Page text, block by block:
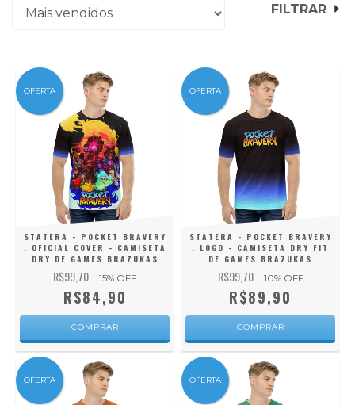
FILTRAR
OFERTA
STATERA - POCKET BRAVERY
. OFICIAL COVER - CAMISETA
DRY DE GAMES BRAZUKAS
R$99,70 15% OFF
R$84,90
COMPRAR
OFERTA
STATERA - POCKET BRAVERY
. LOGO - CAMISETA DRY FIT
DE GAMES BRAZUKAS
R$99,70 10% OFF
R$89,90
COMPRAR
OFERTA OFERTA